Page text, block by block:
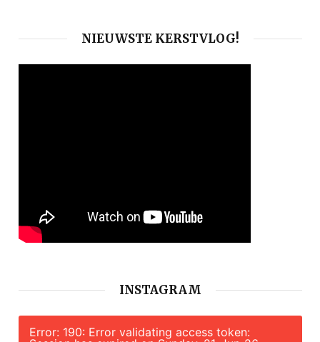
NIEUWSTE KERSTVLOG!
INSTAGRAM
Error: 190: Error validating access token: